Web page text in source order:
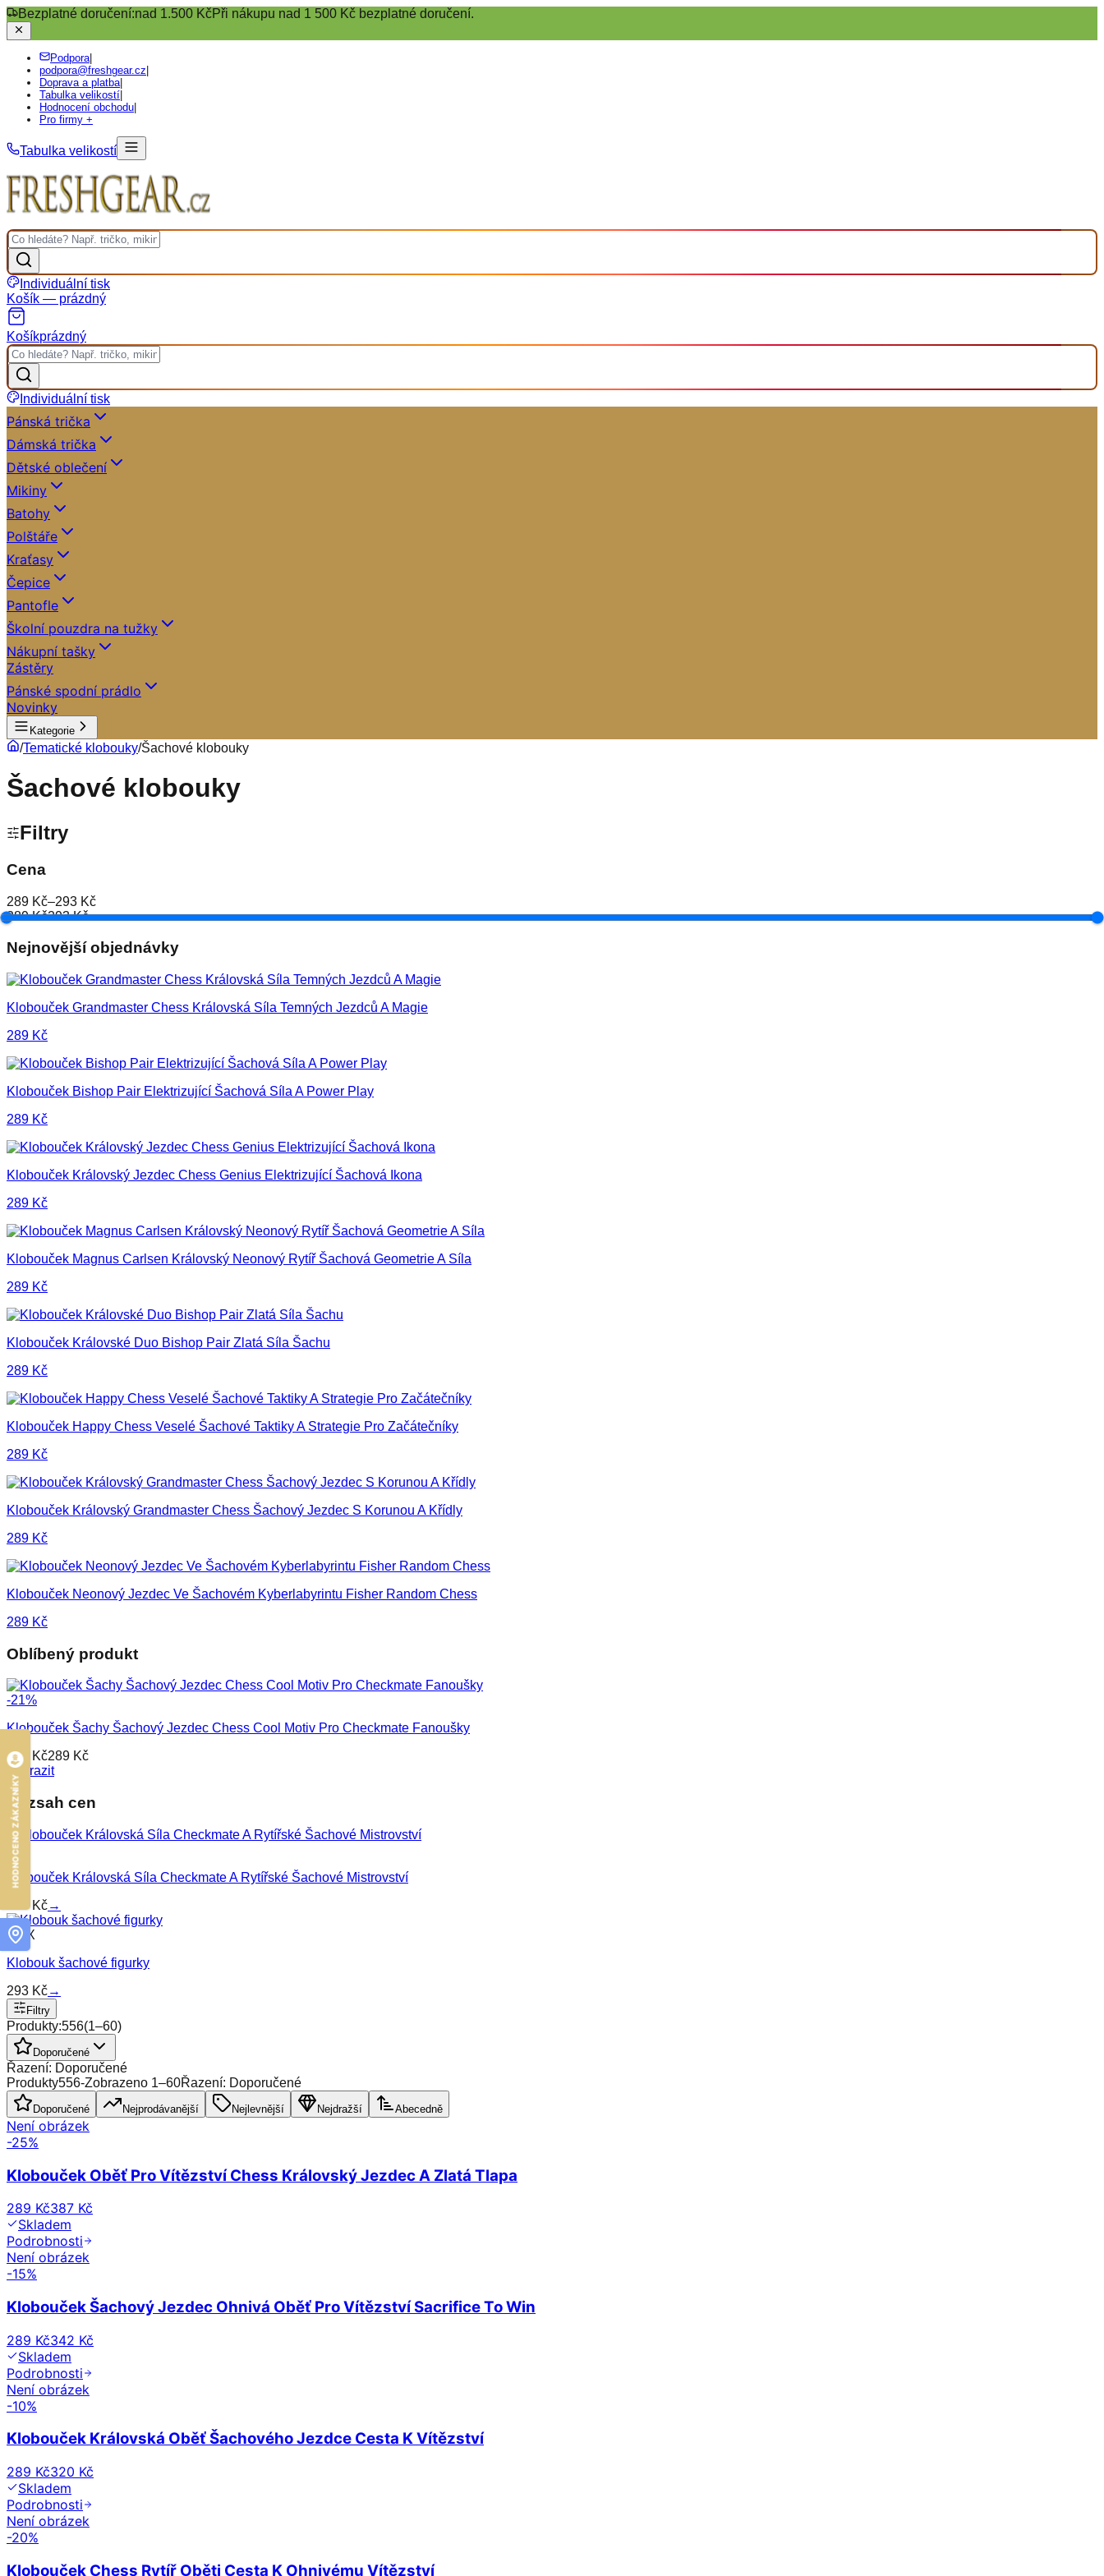
Bezplatné doručení:nad 1.500 KčPři nákupu nad 1 500 Kč bezplatné doručení.
Podpora|
podpora@freshgear.cz
Doprava a platba|
Tabulka velikostí
Hodnocení obchodu
Pro firmy +
Tabulka velikostí
Individuální tisk
Košík — prázdný
Košíkprázdný
Individuální tisk
Pánská trička
Dámská trička
Dětské oblečení
Mikiny
Batohy
Polštáře
Kraťasy
Čepice
Pantofle
Školní pouzdra na tužky
Nákupní tašky
Zástěry
Pánské spodní prádlo
Novinky
Kategorie
/Tematické klobouky/Šachové klobouky
Šachové klobouky
Filtry
Cena
289 Kč–293 Kč
289 Kč293 Kč
Nejnovější objednávky
Klobouček Grandmaster Chess Královská Síla Temných Jezdců A Magie
289 Kč
Klobouček Bishop Pair Elektrizující Šachová Síla A Power Play
289 Kč
Klobouček Královský Jezdec Chess Genius Elektrizující Šachová Ikona
289 Kč
Klobouček Magnus Carlsen Královský Neonový Rytíř Šachová Geometrie A Síla
289 Kč
Klobouček Královské Duo Bishop Pair Zlatá Síla Šachu
289 Kč
Klobouček Happy Chess Veselé Šachové Taktiky A Strategie Pro Začátečníky
289 Kč
Klobouček Královský Grandmaster Chess Šachový Jezdec S Korunou A Křídly
289 Kč
Klobouček Neonový Jezdec Ve Šachovém Kyberlabyrintu Fisher Random Chess
289 Kč
Oblíbený produkt
-21%
Klobouček Šachy Šachový Jezdec Chess Cool Motiv Pro Checkmate Fanoušky
365
Kč289 Kč
Zobrazit
Rozsah cen
MIN
Klobouček Královská Síla Checkmate A Rytířské Šachové Mistrovství
Kč→
MAX
Klobouk šachové figurky
293 Kč→
Filtry
Produkty:556(1–60)
Doporučené
Řazení: Doporučené
Produkty556-Zobrazeno 1–60Řazení: Doporučené
Doporučené Nejprodávanější Nejlevnější Nejdražší Abecedně
Není obrázek
-25%
Klobouček Oběť Pro Vítězství Chess Královský Jezdec A Zlatá Tlapa
289 Kč387 Kč
Skladem
Podrobnosti
Není obrázek
-15%
Klobouček Šachový Jezdec Ohnivá Oběť Pro Vítězství Sacrifice To Win
289 Kč342 Kč
Skladem
Podrobnosti
Není obrázek
-10%
Klobouček Královská Oběť Šachového Jezdce Cesta K Vítězství
289 Kč320 Kč
Skladem
Podrobnosti
Není obrázek
-20%
Klobouček Chess Rytíř Oběti Cesta K Ohnivému Vítězství
HODNOCENO ZÁKAZNÍKY